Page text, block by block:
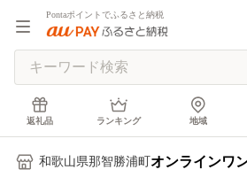
Pontaポイントでふるさと納税
返礼品 ランキング 地域
和歌山県那智勝浦町 オンラインワ